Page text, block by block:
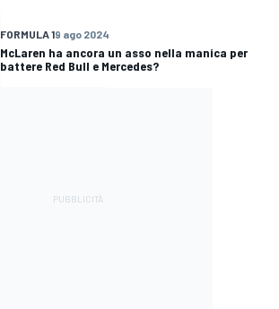
FORMULA 19 ago 2024
McLaren ha ancora un asso nella manica per
battere Red Bull e Mercedes?